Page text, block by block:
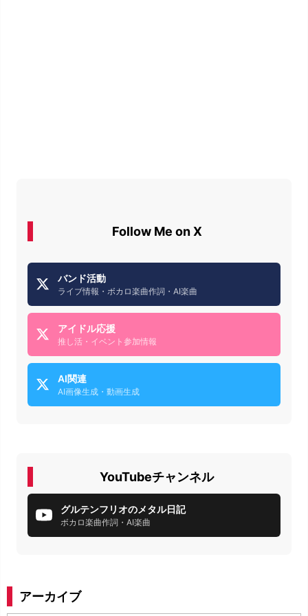
Follow Me on X
バンド活動
ライブ情報・ボカロ楽曲作詞・AI楽曲
アイドル応援
推し活・イベント参加情報
AI関連
AI画像生成・動画生成
YouTubeチャンネル
グルテンフリオのメタル日記
ボカロ楽曲作詞・AI楽曲
アーカイブ